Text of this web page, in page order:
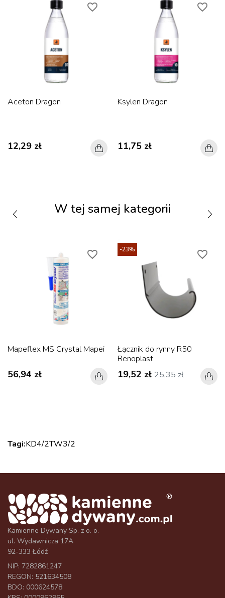
favorite_border
Aceton Dragon
12,29 zł
favorite_border
Ksylen Dragon
11,75 zł
W tej samej kategorii
favorite_border
Mapeflex MS Crystal Mapei
56,94 zł
-23% favorite_border
Łącznik do rynny R50
Renoplast
19,52 zł 25,35 zł
Tagi:KD4/2TW3/2
Kamienne Dywany Sp. z o. o.
ul. Wydawnicza 17A
92-333 Łódź
NIP: 7282861247
REGON: 521634508
BDO: 000624578